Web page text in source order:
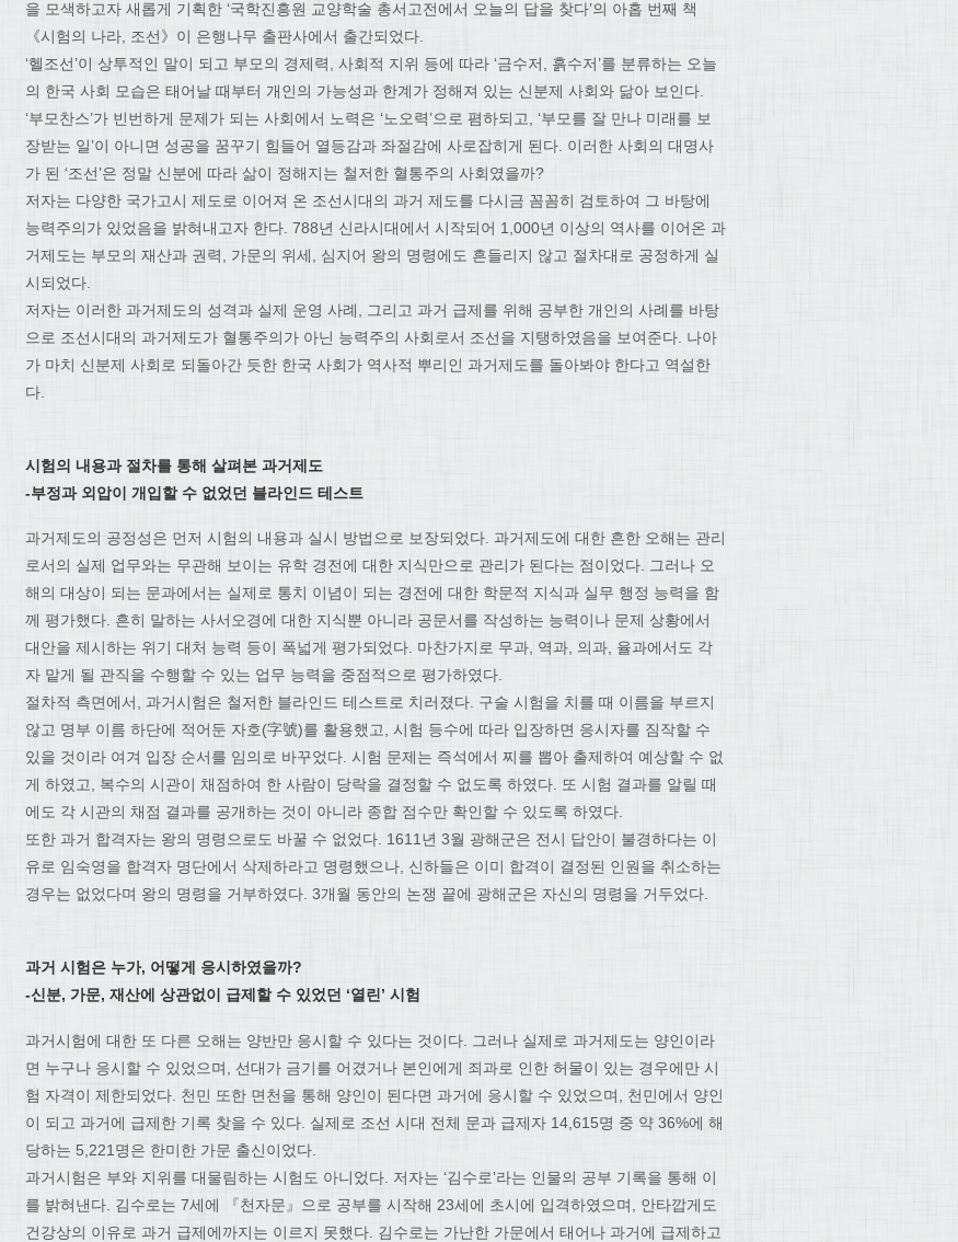
을 모색하고자 새롭게 기획한 ‘국학진흥원 교양학술 총서­고전에서 오늘의 답을 찾다’의 아홉 번째 책
《시험의 나라, 조선》이 은행나무 출판사에서 출간되었다.
‘헬조선’이 상투적인 말이 되고 부모의 경제력, 사회적 지위 등에 따라 ‘금수저, 흙수저’를 분류하는 오늘
의 한국 사회 모습은 태어날 때부터 개인의 가능성과 한계가 정해져 있는 신분제 사회와 닮아 보인다.
‘부모찬스’가 빈번하게 문제가 되는 사회에서 노력은 ‘노오력’으로 폄하되고, ‘부모를 잘 만나 미래를 보
장받는 일’이 아니면 성공을 꿈꾸기 힘들어 열등감과 좌절감에 사로잡히게 된다. 이러한 사회의 대명사
가 된 ‘조선’은 정말 신분에 따라 삶이 정해지는 철저한 혈통주의 사회였을까?
저자는 다양한 국가고시 제도로 이어져 온 조선시대의 과거 제도를 다시금 꼼꼼히 검토하여 그 바탕에
능력주의가 있었음을 밝혀내고자 한다. 788년 신라시대에서 시작되어 1,000년 이상의 역사를 이어온 과
거제도는 부모의 재산과 권력, 가문의 위세, 심지어 왕의 명령에도 흔들리지 않고 절차대로 공정하게 실
시되었다.
저자는 이러한 과거제도의 성격과 실제 운영 사례, 그리고 과거 급제를 위해 공부한 개인의 사례를 바탕
으로 조선시대의 과거제도가 혈통주의가 아닌 능력주의 사회로서 조선을 지탱하였음을 보여준다. 나아
가 마치 신분제 사회로 되돌아간 듯한 한국 사회가 역사적 뿌리인 과거제도를 돌아봐야 한다고 역설한
다.
시험의 내용과 절차를 통해 살펴본 과거제도
-부정과 외압이 개입할 수 없었던 블라인드 테스트
과거제도의 공정성은 먼저 시험의 내용과 실시 방법으로 보장되었다. 과거제도에 대한 흔한 오해는 관리
로서의 실제 업무와는 무관해 보이는 유학 경전에 대한 지식만으로 관리가 된다는 점이었다. 그러나 오
해의 대상이 되는 문과에서는 실제로 통치 이념이 되는 경전에 대한 학문적 지식과 실무 행정 능력을 함
께 평가했다. 흔히 말하는 사서오경에 대한 지식뿐 아니라 공문서를 작성하는 능력이나 문제 상황에서
대안을 제시하는 위기 대처 능력 등이 폭넓게 평가되었다. 마찬가지로 무과, 역과, 의과, 율과에서도 각
자 맡게 될 관직을 수행할 수 있는 업무 능력을 중점적으로 평가하였다.
절차적 측면에서, 과거시험은 철저한 블라인드 테스트로 치러졌다. 구술 시험을 치를 때 이름을 부르지
않고 명부 이름 하단에 적어둔 자호(字號)를 활용했고, 시험 등수에 따라 입장하면 응시자를 짐작할 수
있을 것이라 여겨 입장 순서를 임의로 바꾸었다. 시험 문제는 즉석에서 찌를 뽑아 출제하여 예상할 수 없
게 하였고, 복수의 시관이 채점하여 한 사람이 당락을 결정할 수 없도록 하였다. 또 시험 결과를 알릴 때
에도 각 시관의 채점 결과를 공개하는 것이 아니라 종합 점수만 확인할 수 있도록 하였다.
또한 과거 합격자는 왕의 명령으로도 바꿀 수 없었다. 1611년 3월 광해군은 전시 답안이 불경하다는 이
유로 임숙영을 합격자 명단에서 삭제하라고 명령했으나, 신하들은 이미 합격이 결정된 인원을 취소하는
경우는 없었다며 왕의 명령을 거부하였다. 3개월 동안의 논쟁 끝에 광해군은 자신의 명령을 거두었다.
과거 시험은 누가, 어떻게 응시하였을까?
-신분, 가문, 재산에 상관없이 급제할 수 있었던 ‘열린’ 시험
과거시험에 대한 또 다른 오해는 양반만 응시할 수 있다는 것이다. 그러나 실제로 과거제도는 양인이라
면 누구나 응시할 수 있었으며, 선대가 금기를 어겼거나 본인에게 죄과로 인한 허물이 있는 경우에만 시
험 자격이 제한되었다. 천민 또한 면천을 통해 양인이 된다면 과거에 응시할 수 있었으며, 천민에서 양인
이 되고 과거에 급제한 기록 찾을 수 있다. 실제로 조선 시대 전체 문과 급제자 14,615명 중 약 36%에 해
당하는 5,221명은 한미한 가문 출신이었다.
과거시험은 부와 지위를 대물림하는 시험도 아니었다. 저자는 ‘김수로’라는 인물의 공부 기록을 통해 이
를 밝혀낸다. 김수로는 7세에 『천자문』으로 공부를 시작해 23세에 초시에 입격하였으며, 안타깝게도
건강상의 이유로 과거 급제에까지는 이르지 못했다. 김수로는 가난한 가문에서 태어나 과거에 급제하고